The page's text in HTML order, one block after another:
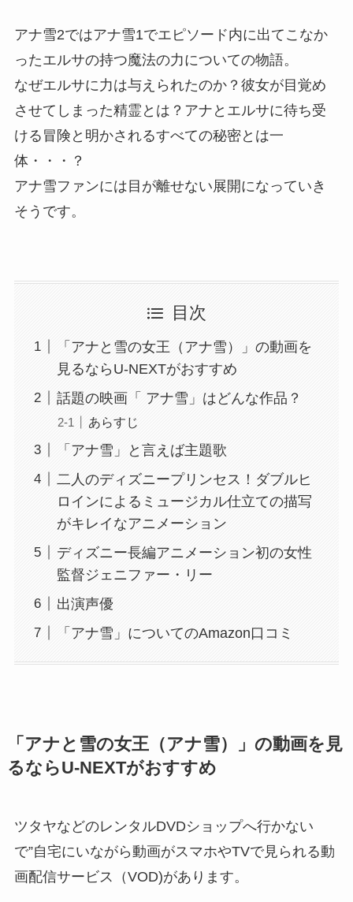
アナ雪2ではアナ雪1でエピソード内に出てこなか
ったエルサの持つ魔法の力についての物語。
なぜエルサに力は与えられたのか？彼女が目覚め
させてしまった精霊とは？アナとエルサに待ち受
ける冒険と明かされるすべての秘密とは一
体・・・？
アナ雪ファンには目が離せない展開になっていき
そうです。
目次
「アナと雪の女王（アナ雪）」の動画を
見るならU-NEXTがおすすめ
話題の映画「 アナ雪」はどんな作品？
あらすじ
「アナ雪」と言えば主題歌
二人のディズニープリンセス！ダブルヒ
ロインによるミュージカル仕立ての描写
がキレイなアニメーション
ディズニー長編アニメーション初の女性
監督ジェニファー・リー
出演声優
「アナ雪」についてのAmazon口コミ
「アナと雪の女王（アナ雪）」の動画を見
るならU-NEXTがおすすめ
ツタヤなどのレンタルDVDショップへ行かない
で”自宅にいながら動画がスマホやTVで見られる動
画配信サービス（VOD)があります。